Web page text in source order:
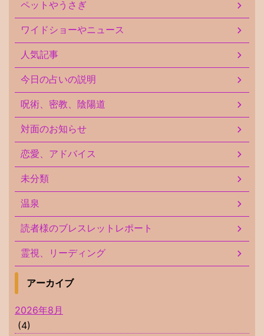
ペットやうさぎ
ワイドショーやニュース
人気記事
今日の占いの説明
呪術、密教、陰陽道
対面のお知らせ
恋愛、アドバイス
未分類
温泉
読者様のブレスレットレポート
霊視、リーディング
アーカイブ
2026年8月
(4)